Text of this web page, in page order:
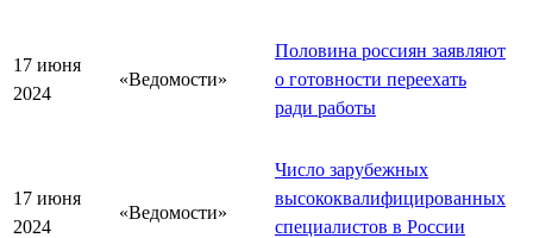
17 июня
2024
«Ведомости»
Половина россиян заявляют
о готовности переехать
ради работы
17 июня
2024
«Ведомости»
Число зарубежных
высококвалифицированных
специалистов в России